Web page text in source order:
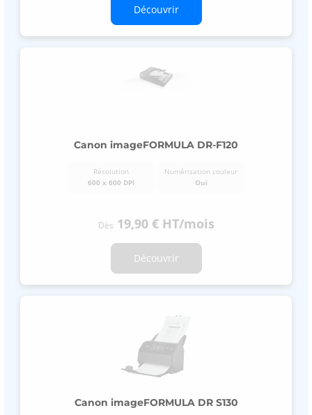
Découvrir
Canon imageFORMULA DR-F120
Résolution
600 x 600 DPI
Numérisation couleur
Oui
Dès 19,90 € HT/mois
Découvrir
Canon imageFORMULA DR S130